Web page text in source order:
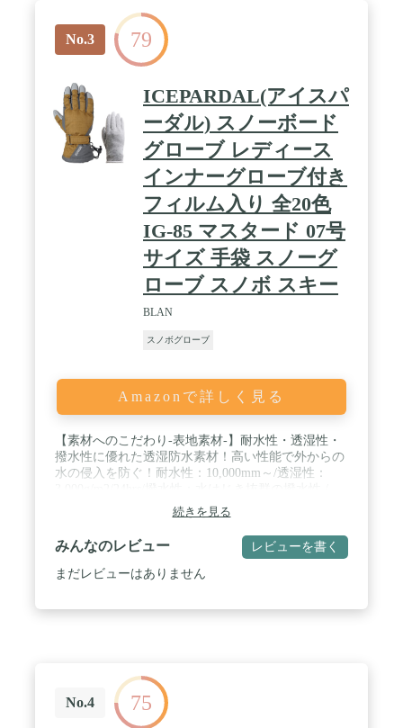
No.3 79
ICEPARDAL(アイスパ
ーダル) スノーボード
グローブ レディース
インナーグローブ付き
フィルム入り 全20色
IG-85 マスタード 07号
サイズ 手袋 スノーグ
ローブ スノボ スキー
BLAN
スノボグローブ
Amazonで詳しく見る
【素材へのこだわり-表地素材-】耐水性・透湿性・
撥水性に優れた透湿防水素材！高い性能で外からの
水の侵入を防ぐ！耐水性：10,000mm～/透湿性：
【素材へのこだわり-中綿素材-】3M Thinsulate（シ
ンサレート）高機能中綿素材使用！3M Thinsulate高
機能中綿素材は、羽毛の先とほぼ同じ太さのマイク
ロファイバーとポリエステル繊維で構成された高性
能素材。超極細繊維が複雑に絡み合い、その中にた
可能なインナーグローブ】5指インナーで汗をかい
ても快適DRY！インナーのみでの使用も可能！薄手
ながらも保温性が高く、取り外して干したり洗濯も
続きを見る
みんなのレビュー レビューを書く
まだレビューはありません
No.4 75